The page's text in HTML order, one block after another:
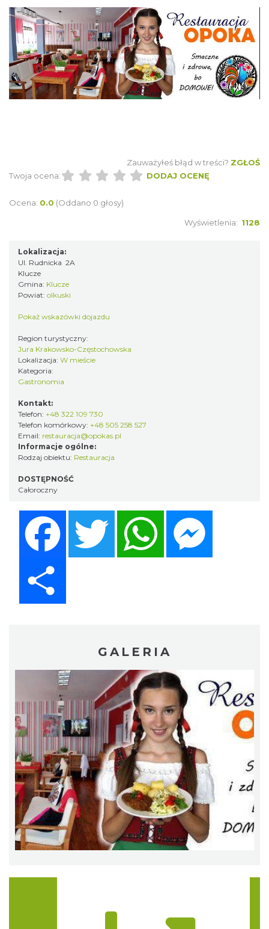
Zauważyłeś błąd w treści? ZGŁOŚ
Twoja ocena:
DODAJ OCENĘ
Ocena: 0.0 (Oddano 0 głosy)
Wyświetlenia: 1128
Lokalizacja:
Ul. Rudnicka 2A
Klucze
Gmina: Klucze
Powiat: olkuski
Pokaż wskazówki dojazdu
Region turystyczny:
Jura Krakowsko-Częstochowska
Lokalizacja: W mieście
Kategoria:
Gastronomia
Kontakt:
Telefon: +48 322 109 730
Telefon komórkowy: +48 505 258 527
Email: restauracja@opokas.pl
Informacje ogólne:
Rodzaj obiektu: Restauracja
DOSTĘPNOŚĆ
Całoroczny
Twitter WhatsApp
GALERIA